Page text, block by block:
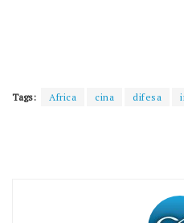
Tags: Africa cina difesa